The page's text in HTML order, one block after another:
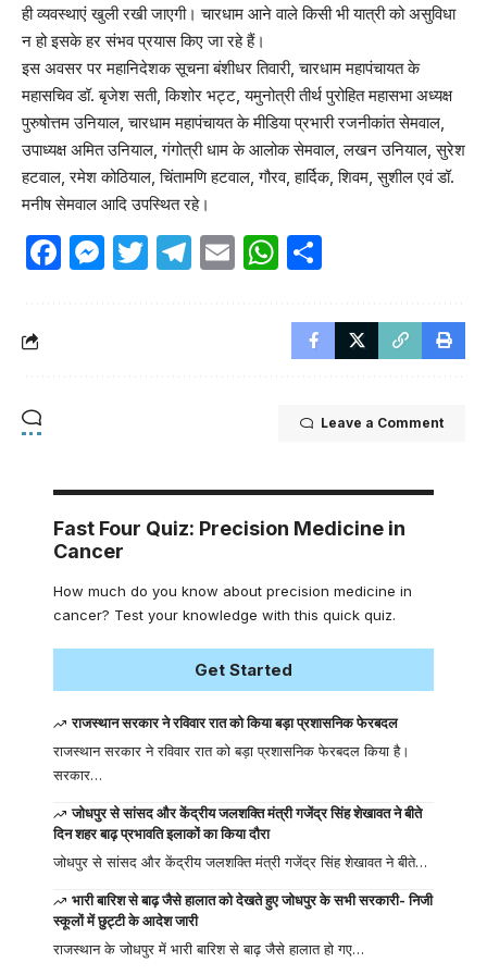
ही व्यवस्थाएं खुली रखी जाएगी। चारधाम आने वाले किसी भी यात्री को असुविधा
न हो इसके हर संभव प्रयास किए जा रहे हैं।
इस अवसर पर महानिदेशक सूचना बंशीधर तिवारी, चारधाम महापंचायत के
महासचिव डॉ. बृजेश सती, किशोर भट्ट, यमुनोत्री तीर्थ पुरोहित महासभा अध्यक्ष
पुरुषोत्तम उनियाल, चारधाम महापंचायत के मीडिया प्रभारी रजनीकांत सेमवाल,
उपाध्यक्ष अमित उनियाल, गंगोत्री धाम के आलोक सेमवाल, लखन उनियाल, सुरेश
हटवाल, रमेश कोठियाल, चिंतामणि हटवाल, गौरव, हार्दिक, शिवम, सुशील एवं डॉ.
मनीष सेमवाल आदि उपस्थित रहे।
Facebook
Messenger
Twitter
Telegram
EmailWhatsApp
Leave a Comment
Fast Four Quiz: Precision Medicine in
Cancer
How much do you know about precision medicine in
cancer? Test your knowledge with this quick quiz.
Get Started
राजस्थान सरकार ने रविवार रात को किया बड़ा प्रशासनिक फेरबदल
राजस्थान सरकार ने रविवार रात को बड़ा प्रशासनिक फेरबदल किया है।
सरकार…
जोधपुर से सांसद और केंद्रीय जलशक्ति मंत्री गजेंद्र सिंह शेखावत ने बीते
दिन शहर बाढ़ प्रभावति इलाकों का किया दौरा
जोधपुर से सांसद और केंद्रीय जलशक्ति मंत्री गजेंद्र सिंह शेखावत ने बीते…
भारी बारिश से बाढ़ जैसे हालात को देखते हुए जोधपुर के सभी सरकारी- निजी
स्कूलों में छुट्टी के आदेश जारी
राजस्थान के जोधपुर में भारी बारिश से बाढ़ जैसे हालात हो गए…